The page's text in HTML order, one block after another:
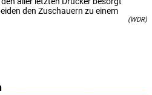
den Zuschauern zu einem
(WDR)